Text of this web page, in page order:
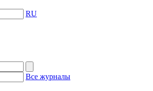
RU
Все журналы